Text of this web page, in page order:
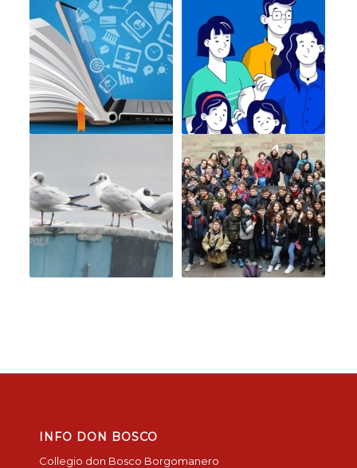
INFO DON BOSCO
Collegio don Bosco Borgomanero